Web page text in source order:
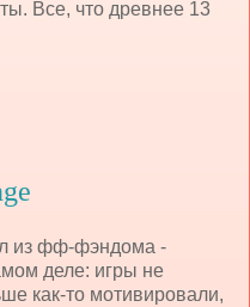
Все, что древнее 13
из фф-фэндома -
деле: игры не
как-то мотивировали,